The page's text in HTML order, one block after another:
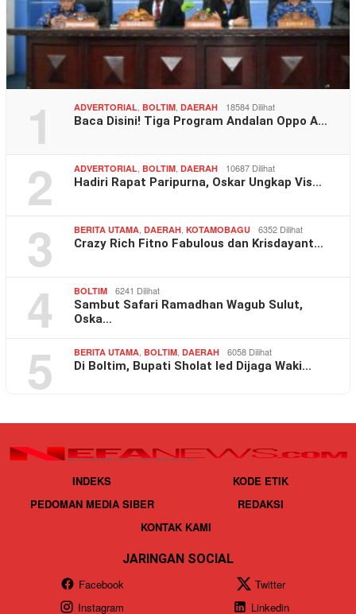
1 ADVERTORIAL BOLTIM DAERAH 18584 Dilihat
Baca Disini! Tiga Program Andalan Oppo A…
2 ADVERTORIAL BOLTIM DAERAH 10687 Dilihat
Hadiri Rapat Paripurna, Oskar Ungkap Vis…
3 BERITA UTAMA DAERAH KOTAMOBAGU 6352 Dilihat
Crazy Rich Fitno Fabulous dan Krisdayant…
4 BOLTIM 6241 Dilihat
Sambut Safari Ramadhan Wagub Sulut,
Oska…
5 BERITA UTAMA BOLTIM DAERAH 6058 Dilihat
Di Boltim, Bupati Sholat Ied Dijaga Waki…
INDEKS
KODE ETIK
PEDOMAN MEDIA SIBER
REDAKSI
KONTAK KAMI
JARINGAN SOCIAL
Facebook
Twitter
Instagram
Linkedin